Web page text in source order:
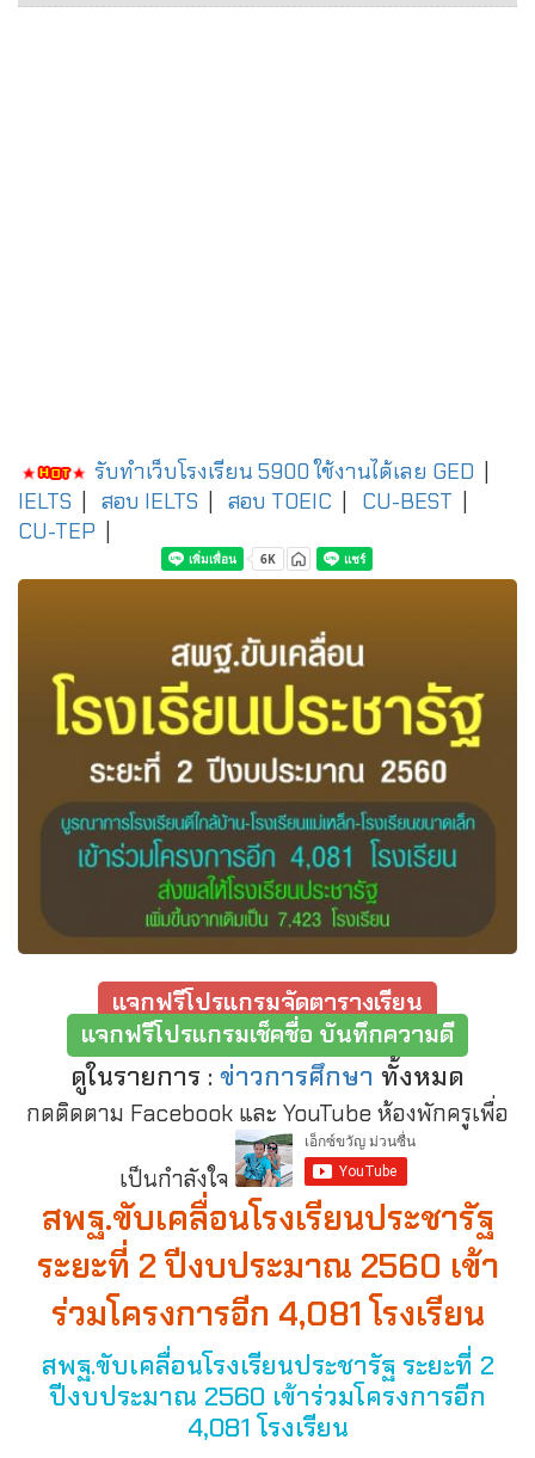
รับทำเว็บโรงเรียน 5900 ใช้งานได้เลย GED
IELTS
สอบ IELTS สอบ TOEIC CU-BEST
CU-TEP
แจกฟรีโปรแกรมจัดตารางเรียน
แจกฟรีโปรแกรมเช็คชื่อ บันทึกความดี
ดูในรายการ : ข่าวการศึกษา ทั้งหมด
กดติดตาม Facebook และ YouTube ห้องพักครูเพื่อ
เป็นกำลังใจ
สพฐ.ขับเคลื่อนโรงเรียนประชารัฐ
ระยะที่ 2 ปีงบประมาณ 2560 เข้า
ร่วมโครงการอีก 4,081 โรงเรียน
สพฐ.ขับเคลื่อนโรงเรียนประชารัฐ ระยะที่ 2
ปีงบประมาณ 2560 เข้าร่วมโครงการอีก
4,081 โรงเรียน